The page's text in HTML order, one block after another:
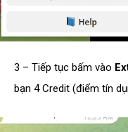
3 – Tiếp tục bấm vào
bạn 4 Credit (điểm tín